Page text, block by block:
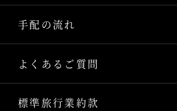
手配の流れ
よくあるご質問
標準旅行業約款